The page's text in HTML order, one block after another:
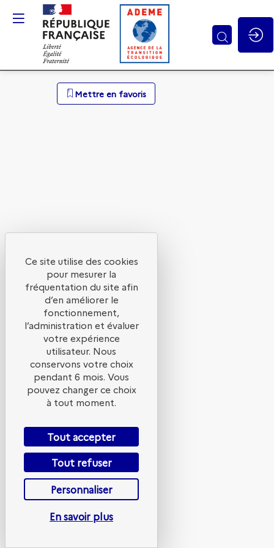
Mettre en favoris
Session
une
transition
écologique
juste,
quelle
participation
des
habitants
Gestion des cookies
Ce site utilise des cookies
pour mesurer la
fréquentation du site afin
d’en améliorer le
fonctionnement,
l’administration et évaluer
votre expérience
utilisateur. Nous
conservons votre choix
pendant 6 mois. Vous
pouvez changer ce choix
à tout moment.
Tout accepter
Tout refuser
Personnaliser
En savoir plus